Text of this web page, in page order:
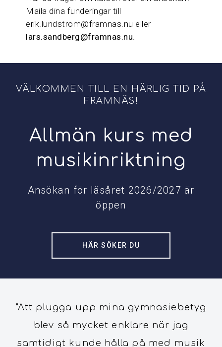
Maila dina funderingar till
erik.lundstrom@framnas.nu eller
lars.sandberg@framnas.nu.
VÄLKOMMEN TILL EN HÄRLIG TID PÅ
FRAMNÄS!
Allmän kurs med
musikinriktning
Ansökan för läsåret 2026/2027 är
öppen
HÄR SÖKER DU
"Att plugga upp mina gymnasiebetyg
blev så mycket enklare när jag
samtidigt kunde hålla på med musik